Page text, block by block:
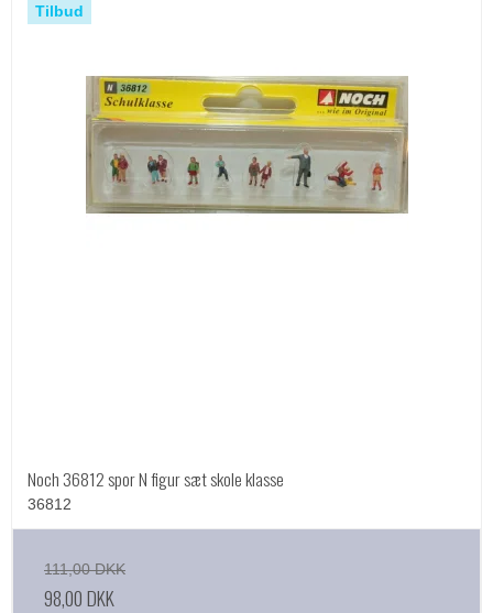
Tilbud
Noch 36812 spor N figur sæt skole klasse
36812
111,00 DKK
98,00 DKK